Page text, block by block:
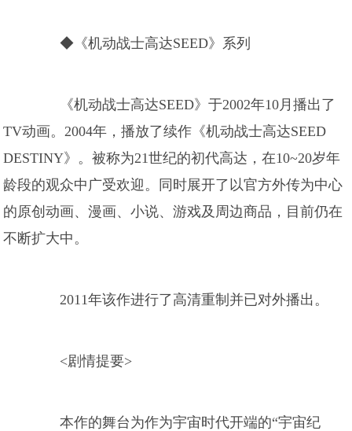
◆《机动战士高达SEED》系列
《机动战士高达SEED》于2002年10月播出了
TV动画。2004年，播放了续作《机动战士高达SEED
DESTINY》。被称为21世纪的初代高达，在10~20岁年
龄段的观众中广受欢迎。同时展开了以官方外传为中心
的原创动画、漫画、小说、游戏及周边商品，目前仍在
不断扩大中。
2011年该作进行了高清重制并已对外播出。
<剧情提要>
本作的舞台为作为宇宙时代开端的“宇宙纪